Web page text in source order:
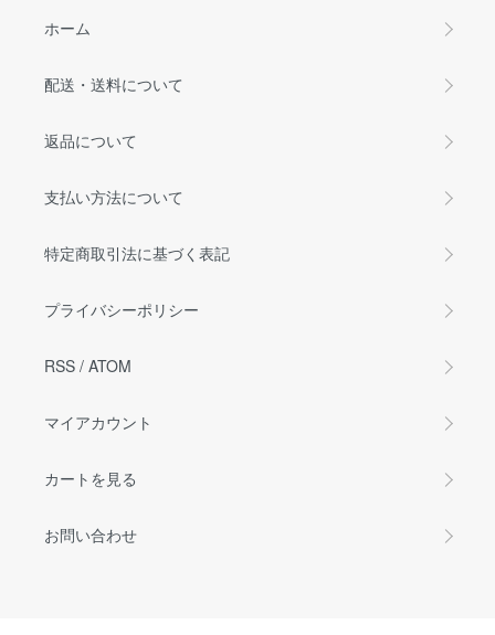
ホーム
配送・送料について
返品について
支払い方法について
特定商取引法に基づく表記
プライバシーポリシー
RSS / ATOM
マイアカウント
カートを見る
お問い合わせ